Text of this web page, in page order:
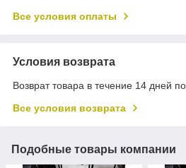
Все условия оплаты
Условия возврата
Возврат товара в течение 14 дней
Все условия возврата
Подобные товары компании